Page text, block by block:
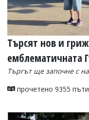
Търсят нов и
емблематичната
Търгът ще започне с
прочетено 9355 пъти